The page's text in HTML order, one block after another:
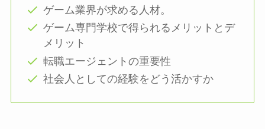
ゲーム業界が求める人材。
ゲーム専門学校で得られるメリットとデ
メリット
転職エージェントの重要性
社会人としての経験をどう活かすか